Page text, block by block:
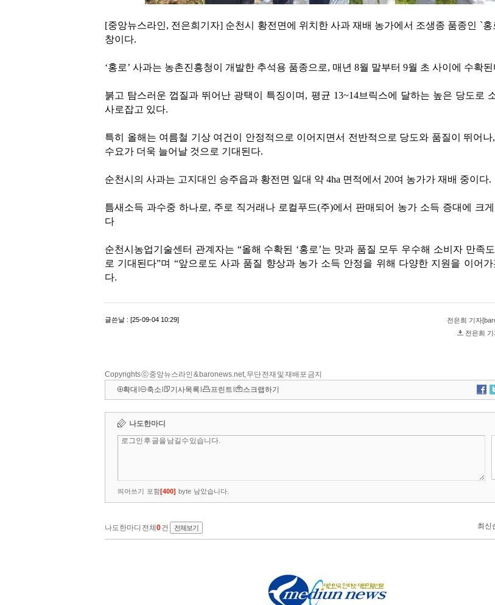
Copyrights ⓒ 중앙뉴스라인 & baronews.net, 무단 전재 및 재배포 금지
확대
축소 기사목록 프린트 스크랩하기